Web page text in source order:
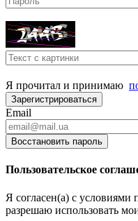
Я прочитал и принимаю
Зарегистрироваться
Email
Восстановить пароль
Пользовательское
Я согласен(а) с
разрешаю использовать